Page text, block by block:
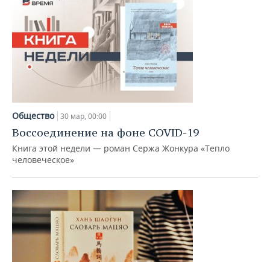
Общество 30 мар, 00:00
Воссоединение на фоне COVID-19
Книга этой недели — роман Сержа Жонкура «Тепло
человеческое»